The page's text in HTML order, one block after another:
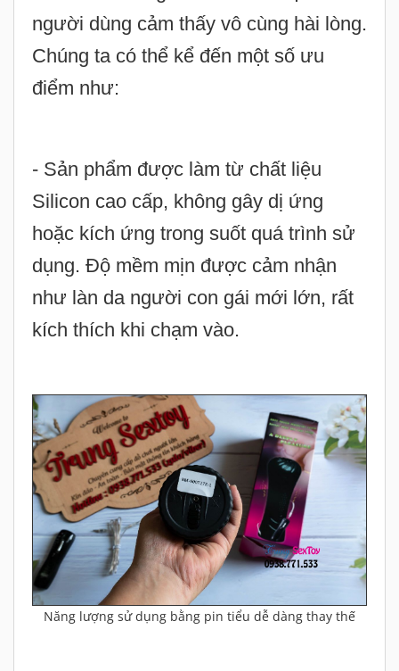
người dùng cảm thấy vô cùng hài lòng.
Chúng ta có thể kể đến một số ưu
điểm như:
- Sản phẩm được làm từ chất liệu
Silicon cao cấp, không gây dị ứng
hoặc kích ứng trong suốt quá trình sử
dụng. Độ mềm mịn được cảm nhận
như làn da người con gái mới lớn, rất
kích thích khi chạm vào.
Năng lượng sử dụng bằng pin tiểu dễ dàng thay thế